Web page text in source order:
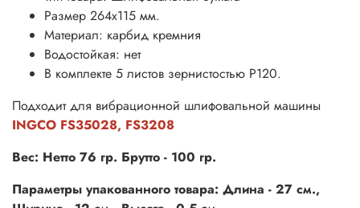
Размер 264x115 мм.
Материал: карбид кремния
Водостойкая: нет
В комплекте 5 листов зернистостью P120.
Подходит для вибрационной шлифовальной машины
INGCO FS35028, FS3208
Вес: Нетто 76 гр. Брутто - 100 гр.
Параметры упакованного товара: Длина - 27 см.,